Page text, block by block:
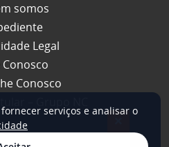
somos
Legal
Conosco
Conosco
serviços e analisar o